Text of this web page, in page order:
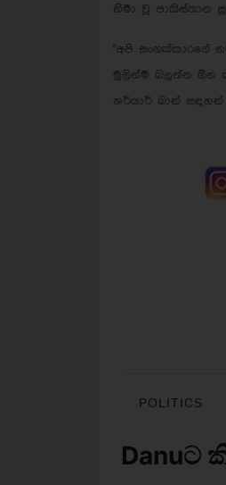
නිමා වූ පාකිස්තාන
"අපි
මුලින්ම බලන්න ඕන
ශර්යාර් ඛාන් සඳහන්
POLITICS